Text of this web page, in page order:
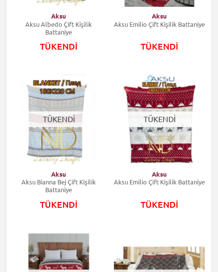
Aksu
Aksu Albedo Çift Kişilik
Battaniye
TÜKENDİ
Aksu
Aksu Emilio Çift Kişilik Battaniye
TÜKENDİ
TÜKENDİ
Aksu
Aksu Bianna Bej Çift Kişilik
Battaniye
TÜKENDİ
TÜKENDİ
Aksu
Aksu Emilio Çift Kişilik Battaniye
TÜKENDİ